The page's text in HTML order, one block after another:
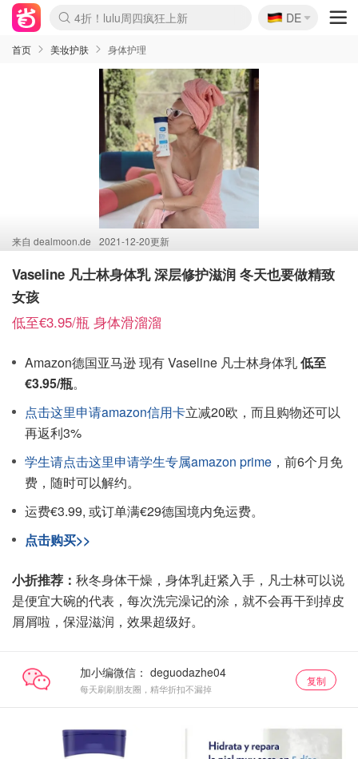
Boticinal 夏促开抢！
4折！lulu周四疯狂上新
还没结束！&OtherStories大促
Joybuy变相75折 随时失效
速领！Stanley独家85折
疑似霸哥！Camper额外叠85折
Zalando 奥莱闪促！每日更新
Moncler反季囤！5折起+叠9折
Coach Brooklyn仅€192
🇩🇪
DE
首页 美妆护肤 身体护理
来自 dealmoon.de 2021-12-20更新
Vaseline 凡士林身体乳 深层修护滋润 冬天也要做精致
女孩
低至€3.95/瓶 身体滑溜溜
Amazon德国亚马逊 现有 Vaseline 凡士林身体乳低至
€3.95/瓶。
点击这里申请amazon信用卡立减20欧，而且购物还可以
再返利3%
学生请点击这里申请学生专属amazon prime ，前6个月免
费，随时可以解约。
运费€3.99, 或订单满€29德国境内免运费。
点击购买>>
小折推荐： 秋冬身体干燥，身体乳赶紧入手，凡士林可以说
是便宜大碗的代表，每次洗完澡记的涂，就不会再干到掉皮
屑屑啦，保湿滋润，效果超级好。
加小编微信：
每天刷刷朋友圈，精华折扣不漏掉
复制